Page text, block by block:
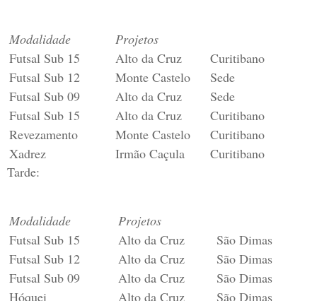
Modalidade
Projetos
Futsal Sub 15
Alto da Cruz
Curitibano
Futsal Sub 12
Monte Castelo
Sede
Futsal Sub 09
Alto da Cruz
Sede
Futsal Sub 15
Alto da Cruz
Curitibano
Revezamento
Monte Castelo
Curitibano
Xadrez
Irmão Caçula
Curitibano
Tarde:
Modalidade
Projetos
Futsal Sub 15
Alto da Cruz
São Dimas
Futsal Sub 12
Alto da Cruz
São Dimas
Futsal Sub 09
Alto da Cruz
São Dimas
Hóquei
Alto da Cruz São Dimas